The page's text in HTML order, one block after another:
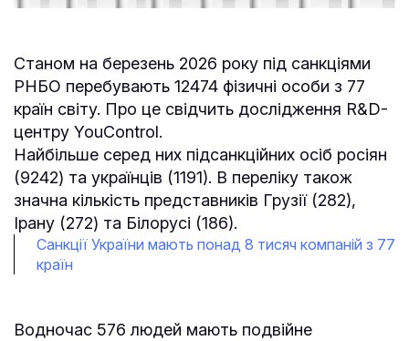
Станом на березень 2026 року під санкціями
РНБО перебувають 12474 фізичні особи з 77
країн світу. Про це свідчить дослідження R&D-
центру YouControl.
Найбільше серед них підсанкційних осіб росіян
(9242) та українців (1191). В переліку також
значна кількість представників Грузії (282),
Ірану (272) та Білорусі (186).
Санкції України мають понад 8 тисяч компаній з 77
країн
Водночас 576 людей мають подвійне